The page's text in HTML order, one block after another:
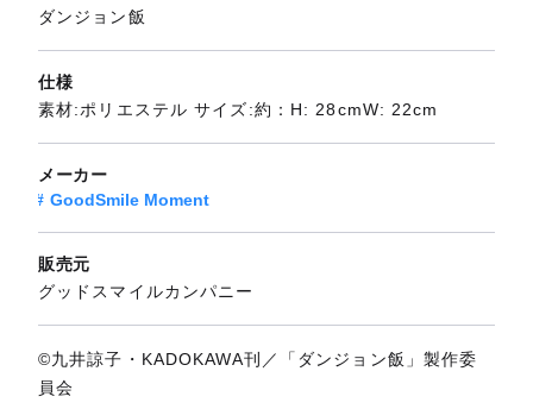
ダンジョン飯
仕様
素材:ポリエステル サイズ:約：H: 28cmW: 22cm
メーカー
GoodSmile Moment
販売元
グッドスマイルカンパニー
©九井諒子・KADOKAWA刊／「ダンジョン飯」製作委
員会